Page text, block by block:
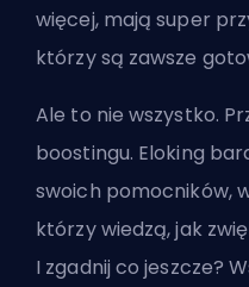
więcej, mają super
którzy są zawsze
Ale to nie wszystko.
boostingu. Eloking
swoich pomocników,
którzy wiedzą, jak
I zgadnij co jeszcze?